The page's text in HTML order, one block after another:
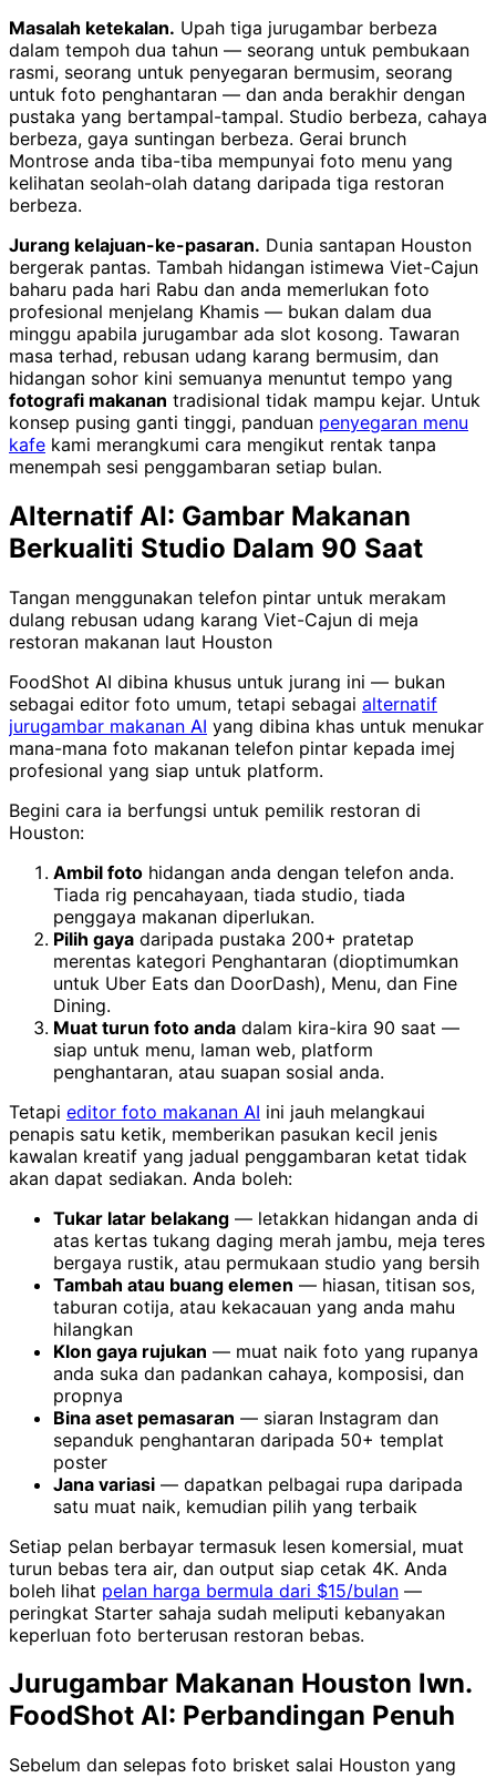
Masalah ketekalan. Upah tiga jurugambar berbeza
dalam tempoh dua tahun — seorang untuk pembukaan
rasmi, seorang untuk penyegaran bermusim, seorang
untuk foto penghantaran — dan anda berakhir dengan
pustaka yang bertampal-tampal. Studio berbeza, cahaya
berbeza, gaya suntingan berbeza. Gerai brunch
Montrose anda tiba-tiba mempunyai foto menu yang
kelihatan seolah-olah datang daripada tiga restoran
berbeza.
Jurang kelajuan-ke-pasaran. Dunia santapan Houston
bergerak pantas. Tambah hidangan istimewa Viet-Cajun
baharu pada hari Rabu dan anda memerlukan foto
profesional menjelang Khamis — bukan dalam dua
minggu apabila jurugambar ada slot kosong. Tawaran
masa terhad, rebusan udang karang bermusim, dan
hidangan sohor kini semuanya menuntut tempo yang
fotografi makanan tradisional tidak mampu kejar. Untuk
konsep pusing ganti tinggi, panduan penyegaran menu
kafe kami merangkumi cara mengikut rentak tanpa
menempah sesi penggambaran setiap bulan.
Alternatif AI: Gambar Makanan
Berkualiti Studio Dalam 90 Saat
Tangan menggunakan telefon pintar untuk merakam
dulang rebusan udang karang Viet-Cajun di meja
restoran makanan laut Houston
FoodShot AI dibina khusus untuk jurang ini — bukan
sebagai editor foto umum, tetapi sebagai alternatif
jurugambar makanan AI yang dibina khas untuk menukar
mana-mana foto makanan telefon pintar kepada imej
profesional yang siap untuk platform.
Begini cara ia berfungsi untuk pemilik restoran di
Houston:
Ambil foto hidangan anda dengan telefon anda.
Tiada rig pencahayaan, tiada studio, tiada
penggaya makanan diperlukan.
Pilih gaya daripada pustaka 200+ pratetap
merentas kategori Penghantaran (dioptimumkan
untuk Uber Eats dan DoorDash), Menu, dan Fine
Dining.
Muat turun foto anda dalam kira-kira 90 saat —
siap untuk menu, laman web, platform
penghantaran, atau suapan sosial anda.
Tetapi editor foto makanan AI ini jauh melangkaui
penapis satu ketik, memberikan pasukan kecil jenis
kawalan kreatif yang jadual penggambaran ketat tidak
akan dapat sediakan. Anda boleh:
Tukar latar belakang — letakkan hidangan anda di
atas kertas tukang daging merah jambu, meja teres
bergaya rustik, atau permukaan studio yang bersih
Tambah atau buang elemen — hiasan, titisan sos,
taburan cotija, atau kekacauan yang anda mahu
hilangkan
Klon gaya rujukan — muat naik foto yang rupanya
anda suka dan padankan cahaya, komposisi, dan
propnya
Bina aset pemasaran — siaran Instagram dan
sepanduk penghantaran daripada 50+ templat
poster
Jana variasi — dapatkan pelbagai rupa daripada
satu muat naik, kemudian pilih yang terbaik
Setiap pelan berbayar termasuk lesen komersial, muat
turun bebas tera air, dan output siap cetak 4K. Anda
boleh lihat pelan harga bermula dari $15/bulan —
peringkat Starter sahaja sudah meliputi kebanyakan
keperluan foto berterusan restoran bebas.
Jurugambar Makanan Houston lwn.
FoodShot AI: Perbandingan Penuh
Sebelum dan selepas foto brisket salai Houston yang